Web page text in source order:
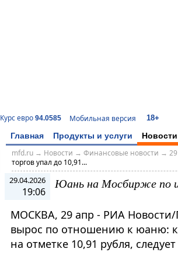
Курс евро 94.0585 Мобильная версия 18+
Главная Продукты и услуги Новости
mfd.ru→ Новости → Финансовые новости →
торгов упал до 10,91...
29.04.2026
19:06
Юань на Мосбирже по
МОСКВА, 29 апр - РИА Новости/
вырос по отношению к юаню:
на отметке 10,91 рубля,